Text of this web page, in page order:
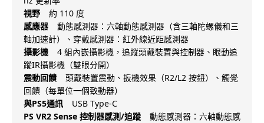
視野
約 110 度
感應器
動態感測器：六軸動態感測器（含三軸陀螺儀和三
軸加速計）、穿戴感測器：紅外線近距感測器
攝影機
4 組內嵌攝影機，追蹤頭戴裝置與控制器、眼動追
蹤IR攝影機（雙眼分開）
震動回饋
頭戴裝置震動、扳機效果（R2/L2 按鈕）、觸覺
回饋（每單位一個致動器）
與PS5通訊
USB Type-C
PS VR2 Sense 控制器感測/追蹤
動態感測器：六軸動態感